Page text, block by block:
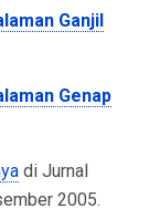
Ganjil
Genap
di Jurnal
2005.